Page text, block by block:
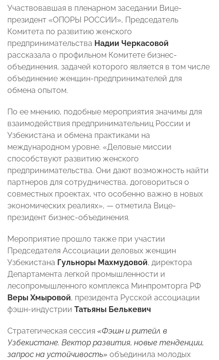
Участвовавшая в пленарном заседании Вице-
президент «ОПОРЫ РОССИИ», Председатель
Комитета по развитию женского
предпринимательства Надии Черкасовой
рассказала о профильном Комитете бизнес-
объединения, задачей которого является в том числе
объединение женщин-предпринимателей для
обмена опытом.
По ее мнению, подобные мероприятия значимы для
взаимодействия предпринимательниц России и
Узбекистана и обмена практиками на
международном уровне. «Деловые миссии
способствуют развитию женского
предпринимательства. Они дают возможность найти
партнеров для сотрудничества, договориться о
совместных проектах, что особенно важно в новых
экономических реалиях», — отметила Вице-
президент бизнес-объединения.
Мероприятие прошло также при участии
Председателя Ассоциации деловых женщин
Узбекистана Гульноры Махмудовой, директора
Департамента легкой промышленности и
лесопромышленного комплекса Минпромторга РФ
Веры Хмыровой, президента Русской ассоциации
фэшн-индустрии Татьяны Белькевич
Стратегическая сессия «Фэшн и ритейл в
Узбекистане. Вектор развития, новые тенденции,
запрос на устойчивость» объединила молодых